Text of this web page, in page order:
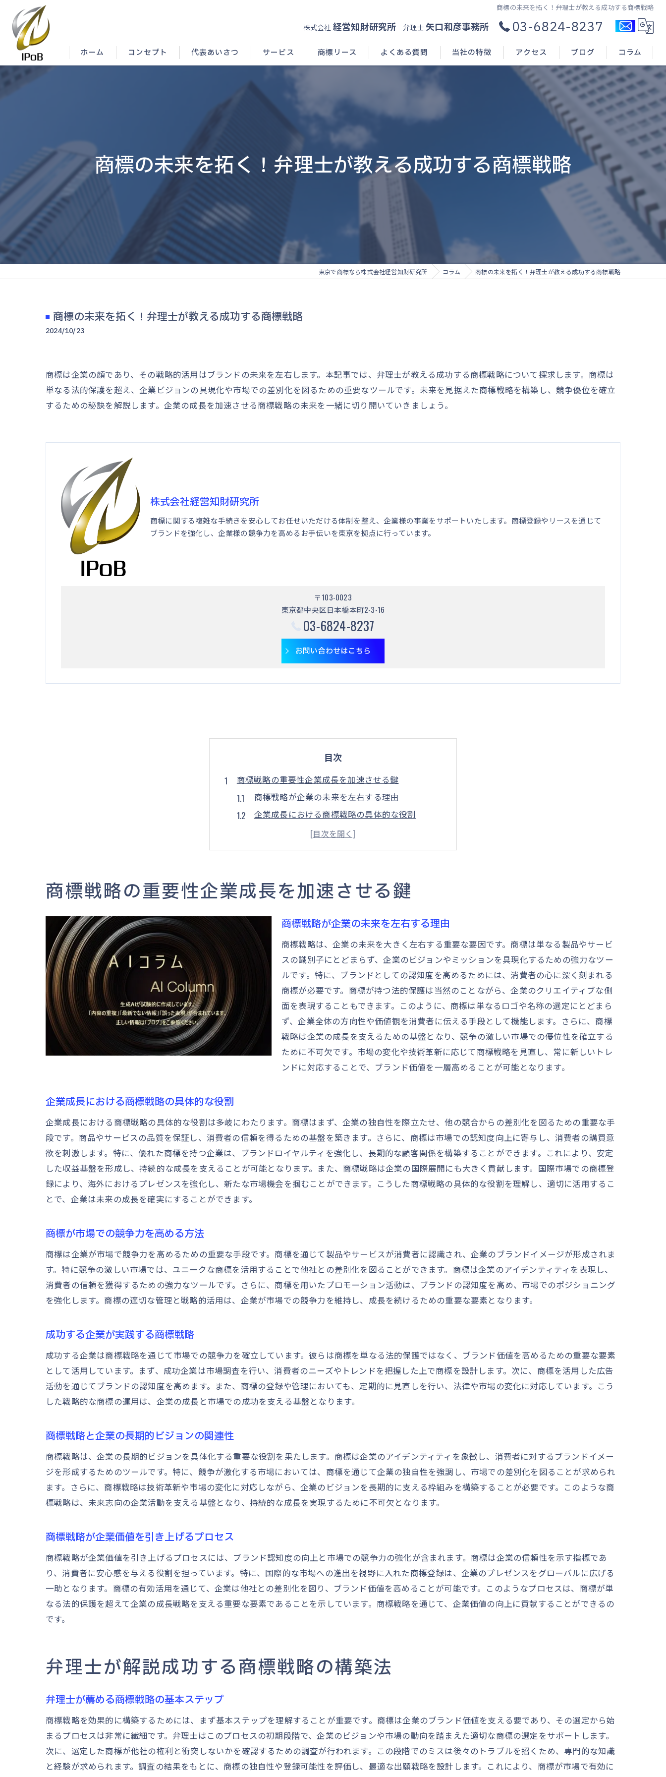
商標の未来を拓く！弁理士が教える成功する商標戦略
株式会社 経営知財研究所 弁理士 矢口和彦事務所 03-6824-8237
ホーム コンセプト 代表あいさつ サービス 商標リース よくある質問 当社の特徴
登録
アクセス ブログ コラム
商標の未来を拓く！弁理士が教える成功する商標戦略
東京で商標なら株式会社経営知財研究所 コラム 商標の未来を拓く！弁理士が教える成功する商標戦略
商標の未来を拓く！弁理士が教える成功する商標戦略
2024/10/23
商標は企業の顔であり、その戦略的活用はブランドの未来を左右します。本記事では、弁理士が教える成功する商標戦略について探求します。商標は
単なる法的保護を超え、企業ビジョンの具現化や市場での差別化を図るための重要なツールです。未来を見据えた商標戦略を構築し、競争優位を確立
するための秘訣を解説します。企業の成長を加速させる商標戦略の未来を一緒に切り開いていきましょう。
株式会社経営知財研究所
商標に関する複雑な手続きを安心してお任せいただける体制を整え、企業様の事業をサポートいたします。商標登録やリースを通じて
ブランドを強化し、企業様の競争力を高めるお手伝いを東京を拠点に行っています。
〒103-0023
東京都中央区日本橋本町2-3-16
03-6824-8237
お問い合わせはこちら
目次
商標戦略の重要性企業成長を加速させる鍵
商標戦略が企業の未来を左右する理由
企業成長における商標戦略の具体的な役割
商標が市場での競争力を高める方法
成功する企業が実践する商標戦略
商標戦略が企業価値を引き上げるプロセス
弁理士が解説成功する商標戦略の構築法
弁理士が薦める商標戦略の基本ステップ
商標登録プロセスにおける弁理士の役割
成功する商標戦略のための法的チェックポイント
弁理士による商標戦略のリスク管理方法
商標戦略を最適化する弁理士のアドバイス
弁理士が語る商標戦略成功事例
商標が企業ビジョンを具現化する方法を探る
企業ビジョンと商標の深い関係性
商標が企業の理念を反映する仕組み
企業ビジョンを体現する商標デザインのポイント
商標を活用した企業ビジョンの伝達力
未来を見据えた商標戦略の立案と競争優位性の確立
未来志向の商標戦略が企業にもたらす利点
競争優位性を保つための商標戦略プランニング
商標戦略における未来予測と戦略調整
ブランド価値を高める商標の役割とは
商標がブランド価値を左右する理由
ブランド強化に必要な商標戦略の要素
商標とブランドのシナジー効果を高める手法
商標がブランド認知度を高めるための戦略
市場での差別化を図る商標の活用法
商標を活用した市場での差別化戦略
市場での優位性を得るための商標戦略
独自性を強調する商標のデザインとメッセージ
競争市場での商標戦略の役割とその効果
商標を通じた企業アイデンティティの確立
商標による一貫した企業イメージの構築
商標が企業の独自性を示すための手段
商標を活用した企業アイデンティティの強化
企業アイデンティティと商標の長期的関係
商標戦略を国際展開で成功させるためのポイント
商標戦略のグローバル展開における課題と解決策
国際市場での商標戦略と企業の成長戦略の統合
商標戦略の重要性企業成長を加速させる鍵
商標戦略が企業の未来を左右する理由
商標戦略は、企業の未来を大きく左右する重要な要因です。商標は単なる製品やサービ
スの識別子にとどまらず、企業のビジョンやミッションを具現化するための強力なツー
ルです。特に、ブランドとしての認知度を高めるためには、消費者の心に深く刻まれる
商標が必要です。商標が持つ法的保護は当然のことながら、企業のクリエイティブな側
面を表現することもできます。このように、商標は単なるロゴや名称の選定にとどまら
ず、企業全体の方向性や価値観を消費者に伝える手段として機能します。さらに、商標
戦略は企業の成長を支えるための基盤となり、競争の激しい市場での優位性を確立する
ために不可欠です。市場の変化や技術革新に応じて商標戦略を見直し、常に新しいトレ
ンドに対応することで、ブランド価値を一層高めることが可能となります。
企業成長における商標戦略の具体的な役割
企業成長における商標戦略の具体的な役割は多岐にわたります。商標はまず、企業の独自性を際立たせ、他の競合からの差別化を図るための重要な手
段です。商品やサービスの品質を保証し、消費者の信頼を得るための基盤を築きます。さらに、商標は市場での認知度向上に寄与し、消費者の購買意
欲を刺激します。特に、優れた商標を持つ企業は、ブランドロイヤルティを強化し、長期的な顧客関係を構築することができます。これにより、安定
した収益基盤を形成し、持続的な成長を支えることが可能となります。また、商標戦略は企業の国際展開にも大きく貢献します。国際市場での商標登
録により、海外におけるプレゼンスを強化し、新たな市場機会を掴むことができます。こうした商標戦略の具体的な役割を理解し、適切に活用するこ
とで、企業は未来の成長を確実にすることができます。
商標が市場での競争力を高める方法
商標は企業が市場で競争力を高めるための重要な手段です。商標を通じて製品やサービスが消費者に認識され、企業のブランドイメージが形成されま
す。特に競争の激しい市場では、ユニークな商標を活用することで他社との差別化を図ることができます。商標は企業のアイデンティティを表現し、
消費者の信頼を獲得するための強力なツールです。さらに、商標を用いたプロモーション活動は、ブランドの認知度を高め、市場でのポジショニング
を強化します。商標の適切な管理と戦略的活用は、企業が市場での競争力を維持し、成長を続けるための重要な要素となります。
成功する企業が実践する商標戦略
成功する企業は商標戦略を通じて市場での競争力を確立しています。彼らは商標を単なる法的保護ではなく、ブランド価値を高めるための重要な要素
として活用しています。まず、成功企業は市場調査を行い、消費者のニーズやトレンドを把握した上で商標を設計します。次に、商標を活用した広告
活動を通じてブランドの認知度を高めます。また、商標の登録や管理においても、定期的に見直しを行い、法律や市場の変化に対応しています。こう
した戦略的な商標の運用は、企業の成長と市場での成功を支える基盤となります。
商標戦略と企業の長期的ビジョンの関連性
商標戦略は、企業の長期的ビジョンを具体化する重要な役割を果たします。商標は企業のアイデンティティを象徴し、消費者に対するブランドイメー
ジを形成するためのツールです。特に、競争が激化する市場においては、商標を通じて企業の独自性を強調し、市場での差別化を図ることが求められ
ます。さらに、商標戦略は技術革新や市場の変化に対応しながら、企業のビジョンを長期的に支える枠組みを構築することが必要です。このような商
標戦略は、未来志向の企業活動を支える基盤となり、持続的な成長を実現するために不可欠となります。
商標戦略が企業価値を引き上げるプロセス
商標戦略が企業価値を引き上げるプロセスには、ブランド認知度の向上と市場での競争力の強化が含まれます。商標は企業の信頼性を示す指標であ
り、消費者に安心感を与える役割を担っています。特に、国際的な市場への進出を視野に入れた商標登録は、企業のプレゼンスをグローバルに広げる
一助となります。商標の有効活用を通じて、企業は他社との差別化を図り、ブランド価値を高めることが可能です。このようなプロセスは、商標が単
なる法的保護を超えて企業の成長戦略を支える重要な要素であることを示しています。商標戦略を通じて、企業価値の向上に貢献することができるの
です。
弁理士が解説成功する商標戦略の構築法
弁理士が薦める商標戦略の基本ステップ
商標戦略を効果的に構築するためには、まず基本ステップを理解することが重要です。商標は企業のブランド価値を支える要であり、その選定から始
まるプロセスは非常に繊細です。弁理士はこのプロセスの初期段階で、企業のビジョンや市場の動向を踏まえた適切な商標の選定をサポートします。
次に、選定した商標が他社の権利と衝突しないかを確認するための調査が行われます。この段階でのミスは後々のトラブルを招くため、専門的な知識
と経験が求められます。調査の結果をもとに、商標の独自性や登録可能性を評価し、最適な出願戦略を設計します。これにより、商標が市場で有効に